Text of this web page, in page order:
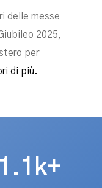
delle messe
2025,
per
di più.
1.1k+